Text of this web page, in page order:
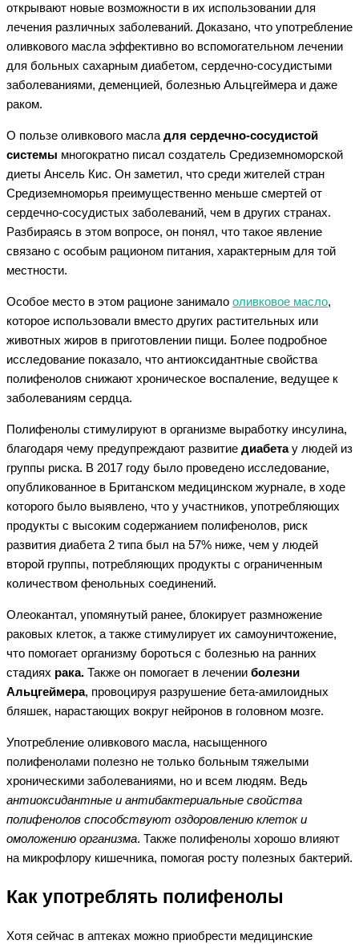
открывают новые возможности в их использовании для
лечения различных заболеваний. Доказано, что употребление
оливкового масла эффективно во вспомогательном лечении
для больных сахарным диабетом, сердечно-сосудистыми
заболеваниями, деменцией, болезнью Альцгеймера и даже
раком.
О пользе оливкового масла для сердечно-сосудистой
системы многократно писал создатель Средиземноморской
диеты Ансель Кис. Он заметил, что среди жителей стран
Средиземноморья преимущественно меньше смертей от
сердечно-сосудистых заболеваний, чем в других странах.
Разбираясь в этом вопросе, он понял, что такое явление
связано с особым рационом питания, характерным для той
местности.
Особое место в этом рационе занимало оливковое масло,
которое использовали вместо других растительных или
животных жиров в приготовлении пищи. Более подробное
исследование показало, что антиоксидантные свойства
полифенолов снижают хроническое воспаление, ведущее к
заболеваниям сердца.
Полифенолы стимулируют в организме выработку инсулина,
благодаря чему предупреждают развитие диабетау людей из
группы риска. В 2017 году было проведено исследование,
опубликованное в Британском медицинском журнале, в ходе
которого было выявлено, что у участников, употребляющих
продукты с высоким содержанием полифенолов, риск
развития диабета 2 типа был на 57% ниже, чем у людей
второй группы, потребляющих продукты с ограниченным
количеством фенольных соединений.
Олеокантал, упомянутый ранее, блокирует размножение
раковых клеток, а также стимулирует их самоуничтожение,
что помогает организму бороться с болезнью на ранних
стадиях рака. Также он помогает в лечении болезни
Альцгеймера, провоцируя разрушение бета-амилоидных
бляшек, нарастающих вокруг нейронов в головном мозге.
Употребление оливкового масла, насыщенного
полифенолами полезно не только больным тяжелыми
хроническими заболеваниями, но и всем людям. Ведь
антиоксидантные и антибактериальные свойства
полифенолов способствуют оздоровлению клеток и
омоложению организма. Также полифенолы хорошо влияют
на микрофлору кишечника, помогая росту полезных бактерий.
Как употреблять полифенолы
Хотя сейчас в аптеках можно приобрести медицинские